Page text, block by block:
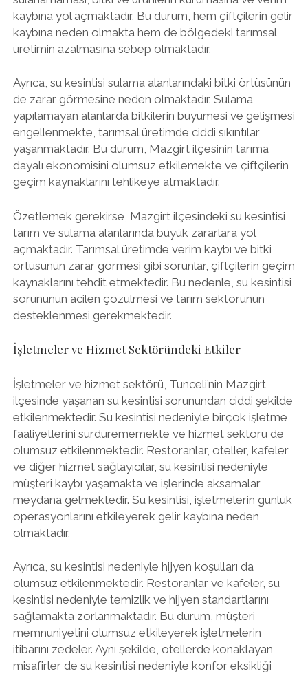
kaybına yol açmaktadır. Bu durum, hem çiftçilerin gelir
kaybına neden olmakta hem de bölgedeki tarımsal
üretimin azalmasına sebep olmaktadır.
Ayrıca, su kesintisi sulama alanlarındaki bitki örtüsünün
de zarar görmesine neden olmaktadır. Sulama
yapılamayan alanlarda bitkilerin büyümesi ve gelişmesi
engellenmekte, tarımsal üretimde ciddi sıkıntılar
yaşanmaktadır. Bu durum, Mazgirt ilçesinin tarıma
dayalı ekonomisini olumsuz etkilemekte ve çiftçilerin
geçim kaynaklarını tehlikeye atmaktadır.
Özetlemek gerekirse, Mazgirt ilçesindeki su kesintisi
tarım ve sulama alanlarında büyük zararlara yol
açmaktadır. Tarımsal üretimde verim kaybı ve bitki
örtüsünün zarar görmesi gibi sorunlar, çiftçilerin geçim
kaynaklarını tehdit etmektedir. Bu nedenle, su kesintisi
sorununun acilen çözülmesi ve tarım sektörünün
desteklenmesi gerekmektedir.
İşletmeler ve Hizmet Sektöründeki Etkiler
İşletmeler ve hizmet sektörü, Tunceli’nin Mazgirt
ilçesinde yaşanan su kesintisi sorunundan ciddi şekilde
etkilenmektedir. Su kesintisi nedeniyle birçok işletme
faaliyetlerini sürdürememekte ve hizmet sektörü de
olumsuz etkilenmektedir. Restoranlar, oteller, kafeler
ve diğer hizmet sağlayıcılar, su kesintisi nedeniyle
müşteri kaybı yaşamakta ve işlerinde aksamalar
meydana gelmektedir. Su kesintisi, işletmelerin günlük
operasyonlarını etkileyerek gelir kaybına neden
olmaktadır.
Ayrıca, su kesintisi nedeniyle hijyen koşulları da
olumsuz etkilenmektedir. Restoranlar ve kafeler, su
kesintisi nedeniyle temizlik ve hijyen standartlarını
sağlamakta zorlanmaktadır. Bu durum, müşteri
memnuniyetini olumsuz etkileyerek işletmelerin
itibarını zedeler. Aynı şekilde, otellerde konaklayan
misafirler de su kesintisi nedeniyle konfor eksikliği